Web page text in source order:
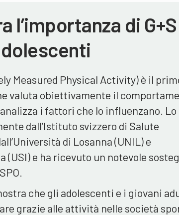
l’importanza di G+S
Measured Physical Activity) è il
valuta obiettivamente il
i fattori che lo influenzano. Lo
dall’Istituto svizzero di Salute
di Losanna (UNIL) e
(USI) e ha ricevuto un notevole
che gli adolescenti e i giovani
grazie alle attività nelle società